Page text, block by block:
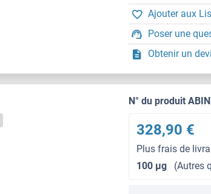
Ajouter aux
Poser une
Obtenir un
N° du produit
328,90 €
Plus frais de
100 μg
(Autres